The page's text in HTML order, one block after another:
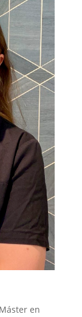
en